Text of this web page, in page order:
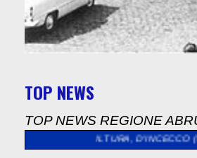
TOP NEWS
TOP NEWS REGIONE
CULTURA, D'INCECCO (LEGA): "DAL